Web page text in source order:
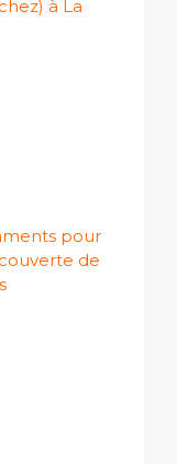
à La
pour
de